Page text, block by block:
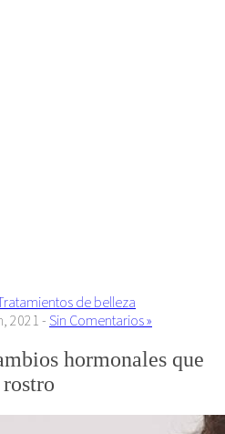
de belleza
2021 - Sin Comentarios »
hormonales que